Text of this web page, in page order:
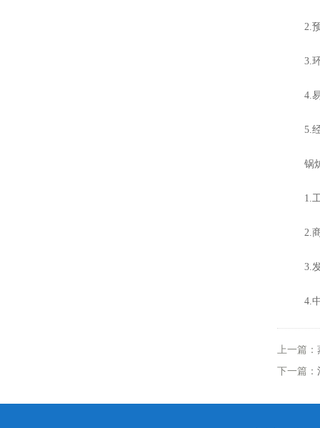
2.预
3.环
4.易
5.经
锅炉
1.工
2.商
3.发
4.中
上一篇：
下一篇：